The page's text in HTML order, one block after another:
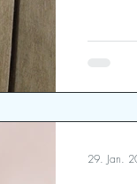
29. Jan.